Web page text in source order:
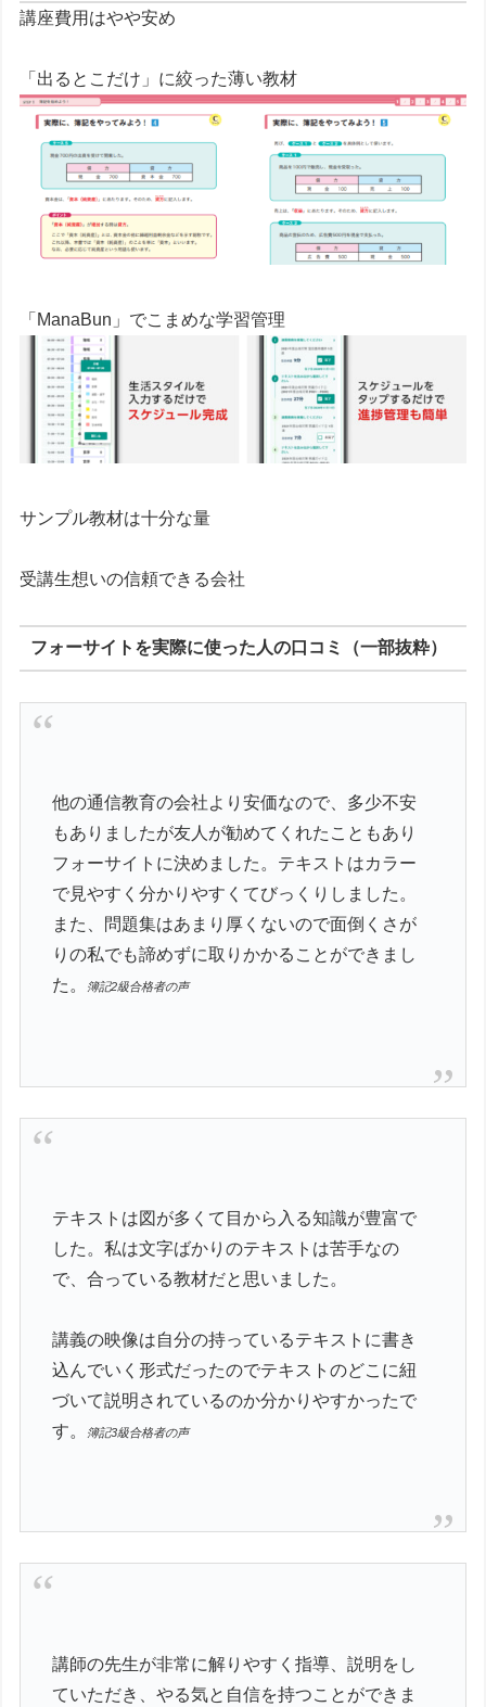
講座費用はやや安め
「出るとこだけ」に絞った薄い教材
「ManaBun」でこまめな学習管理
サンプル教材は十分な量
受講生想いの信頼できる会社
フォーサイトを実際に使った人の口コミ（一部抜粋）
他の通信教育の会社より安価なので、多少不安
もありましたが友人が勧めてくれたこともあり
フォーサイトに決めました。テキストはカラー
で見やすく分かりやすくてびっくりしました。
また、問題集はあまり厚くないので面倒くさが
りの私でも諦めずに取りかかることができまし
た。
簿記2級合格者の声
テキストは図が多くて目から入る知識が豊富で
した。私は文字ばかりのテキストは苦手なの
で、合っている教材だと思いました。
講義の映像は自分の持っているテキストに書き
込んでいく形式だったのでテキストのどこに紐
づいて説明されているのか分かりやすかったで
す。
簿記3級合格者の声
講師の先生が非常に解りやすく指導、説明をし
ていただき、やる気と自信を持つことができま